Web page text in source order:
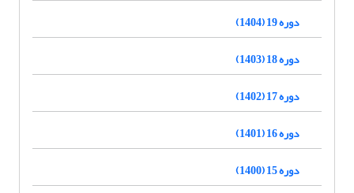
دوره 19 (1404)
دوره 18 (1403)
دوره 17 (1402)
دوره 16 (1401)
دوره 15 (1400)